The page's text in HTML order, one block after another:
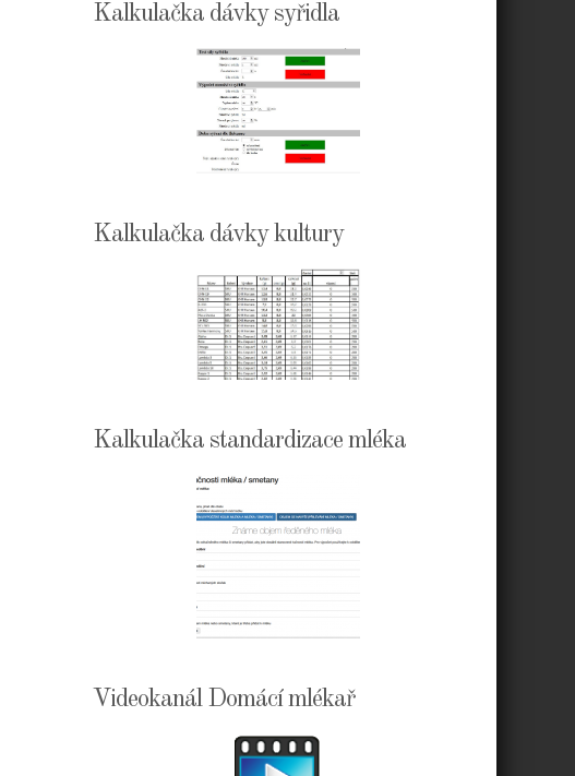
Kalkulačka dávky syřidla
Kalkulačka dávky kultury
Kalkulačka standardizace mléka
Videokanál Domácí mlékař